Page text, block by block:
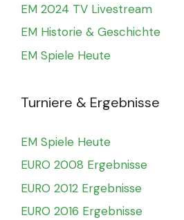
EM 2024 TV Livestream
EM Historie & Geschichte
EM Spiele Heute
Turniere & Ergebnisse
EM Spiele Heute
EURO 2008 Ergebnisse
EURO 2012 Ergebnisse
EURO 2016 Ergebnisse